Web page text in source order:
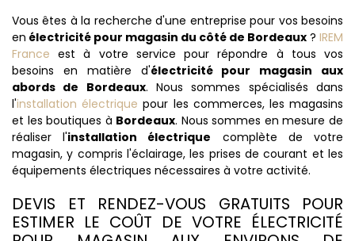
Vous êtes à la recherche d'une entreprise pour vos besoins
en électricité pour magasin du côté de Bordeaux ? IREM
France est à votre service pour répondre à tous vos
besoins en matière d'électricité pour magasin aux
abords de Bordeaux. Nous sommes spécialisés dans
l'installation électrique pour les commerces, les magasins
et les boutiques à Bordeaux. Nous sommes en mesure de
réaliser l'installation électrique complète de votre
magasin, y compris l'éclairage, les prises de courant et les
équipements électriques nécessaires à votre activité.
DEVIS ET RENDEZ-VOUS GRATUITS POUR
ESTIMER LE COÛT DE VOTRE ÉLECTRICITÉ